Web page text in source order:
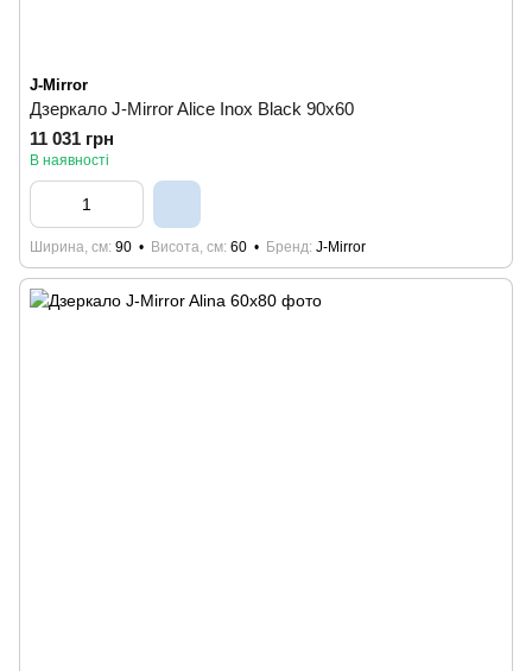
J-Mirror
Дзеркало J-Mirror Alice Inox Black 90x60
11 031 грн
В наявності
Ширина, см 90 Висота, см 60 Бренд J-Mirror